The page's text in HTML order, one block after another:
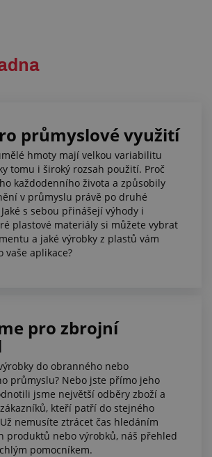
průmyslové využití
hmoty mají velkou variabilitu
tomu i široký rozsah použití. Proč
každodenního života a způsobily
v průmyslu právě po druhé
s sebou přinášejí výhody i
plastové materiály si můžete vybrat
a jaké výrobky z plastů vám
aplikace?
pro zbrojní
do obranného nebo
průmyslu? Nebo jste přímo jeho
jsme největší odběry zboží a
kteří patří do stejného
nemusíte ztrácet čas hledáním
produktů nebo výrobků, náš přehled
pomocníkem.